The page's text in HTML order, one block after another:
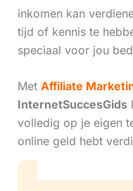
inkomen kan
tijd of kennis te
speciaal voor jou
Met Affiliate
InternetSuccesGids
volledig op je eigen
online geld hebt